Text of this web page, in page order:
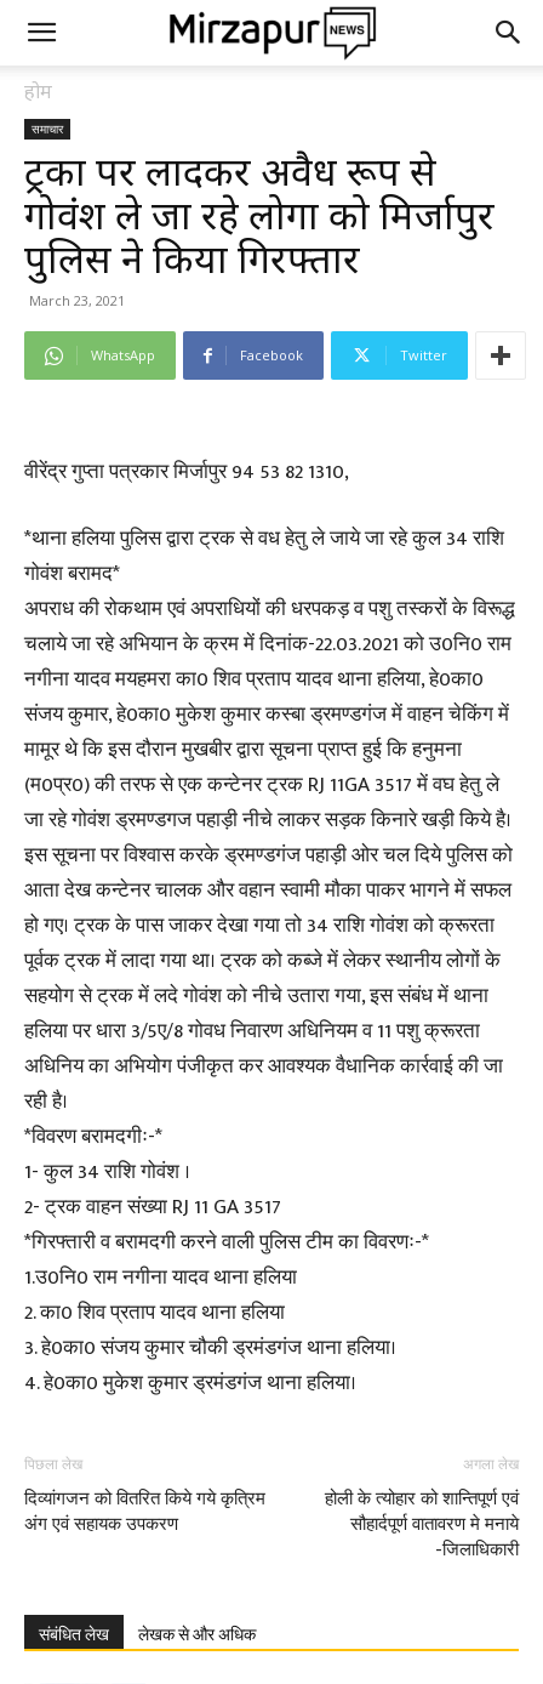
होम
समाचार
ट्रकों पर लादकर अवैध रूप से
गोवंश ले जा रहे लोगों को मिर्जापुर
पुलिस ने किया गिरफ्तार
March 23, 2021
WhatsApp Facebook Twitter
वीरेंद्र गुप्ता पत्रकार मिर्जापुर 94 53 82 1310,
*थाना हलिया पुलिस द्वारा ट्रक से वध हेतु ले जाये जा रहे कुल 34 राशि
गोवंश बरामद*
अपराध की रोकथाम एवं अपराधियों की धरपकड़ व पशु तस्करों के विरूद्ध
चलाये जा रहे अभियान के क्रम में दिनांक-22.03.2021 को उ0नि0 राम
नगीना यादव मयहमरा का0 शिव प्रताप यादव थाना हलिया, हे0का0
संजय कुमार, हे0का0 मुकेश कुमार कस्बा ड्रमण्डगंज में वाहन चेकिंग में
मामूर थे कि इस दौरान मुखबीर द्वारा सूचना प्राप्त हुई कि हनुमना
(म0प्र0) की तरफ से एक कन्टेनर ट्रक RJ 11GA 3517 में वघ हेतु ले
जा रहे गोवंश ड्रमण्डगज पहाड़ी नीचे लाकर सड़क किनारे खड़ी किये है।
इस सूचना पर विश्वास करके ड्रमण्डगंज पहाड़ी ओर चल दिये पुलिस को
आता देख कन्टेनर चालक और वहान स्वामी मौका पाकर भागने में सफल
हो गए। ट्रक के पास जाकर देखा गया तो 34 राशि गोवंश को क्रूरता
पूर्वक ट्रक में लादा गया था। ट्रक को कब्जे में लेकर स्थानीय लोगों के
सहयोग से ट्रक में लदे गोवंश को नीचे उतारा गया, इस संबंध में थाना
हलिया पर धारा 3/5ए/8 गोवध निवारण अधिनियम व 11 पशु क्रूरता
अधिनिय का अभियोग पंजीकृत कर आवश्यक वैधानिक कार्रवाई की जा
रही है।
*विवरण बरामदगीः-*
1- कुल 34 राशि गोवंश ।
2- ट्रक वाहन संख्या RJ 11 GA 3517
*गिरफ्तारी व बरामदगी करने वाली पुलिस टीम का विवरणः-*
1.उ0नि0 राम नगीना यादव थाना हलिया
2. का0 शिव प्रताप यादव थाना हलिया
3. हे0का0 संजय कुमार चौकी ड्रमंडगंज थाना हलिया।
4. हे0का0 मुकेश कुमार ड्रमंडगंज थाना हलिया।
पिछला लेख
दिव्यांगजन को वितरित किये गये कृत्रिम
अंग एवं सहायक उपकरण
अगला लेख
होली के त्योहार को शान्तिपूर्ण एवं
सौहार्दपूर्ण वातावरण मे मनाये
-जिलाधिकारी
संबंधित लेख लेखक से और अधिक